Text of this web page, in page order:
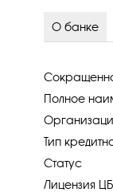
О банке
Полное
Тип
Статус
Лицензия ЦБ